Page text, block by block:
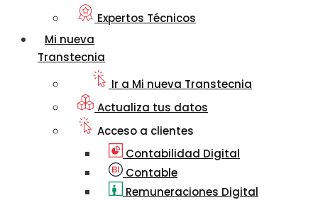
Expertos Técnicos
Mi nueva
Transtecnia
Ir a Mi nueva Transtecnia
Actualiza tus datos
Acceso a clientes
Contabilidad Digital
Contable
Remuneraciones Digital